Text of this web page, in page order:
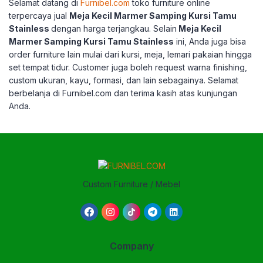
Selamat datang di Furnibel.com toko furniture online
terpercaya jual Meja Kecil Marmer Samping Kursi Tamu
Stainless dengan harga terjangkau. Selain Meja Kecil
Marmer Samping Kursi Tamu Stainless ini, Anda juga bisa
order furniture lain mulai dari kursi, meja, lemari pakaian hingga
set tempat tidur. Customer juga boleh request warna finishing,
custom ukuran, kayu, formasi, dan lain sebagainya. Selamat
berbelanja di Furnibel.com dan terima kasih atas kunjungan
Anda.
Custom Furniture / Mebel
Company